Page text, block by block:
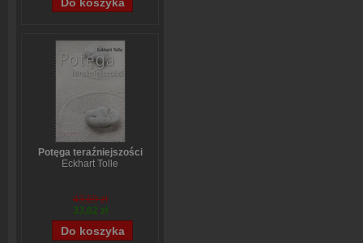
Potęga teraźniejszości
Eckhart Tolle
43,69 zł
33,02 zł